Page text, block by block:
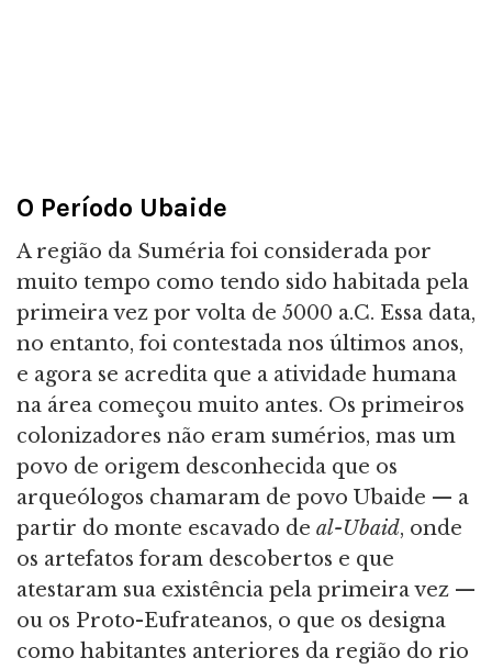
O Período Ubaide
A região da Suméria foi considerada por
muito tempo como tendo sido habitada pela
primeira vez por volta de 5000 a.C. Essa data,
no entanto, foi contestada nos últimos anos,
e agora se acredita que a atividade humana
na área começou muito antes. Os primeiros
colonizadores não eram sumérios, mas um
povo de origem desconhecida que os
arqueólogos chamaram de povo Ubaide — a
partir do monte escavado de al-Ubaid, onde
os artefatos foram descobertos e que
atestaram sua existência pela primeira vez —
ou os Proto-Eufrateanos, o que os designa
como habitantes anteriores da região do rio